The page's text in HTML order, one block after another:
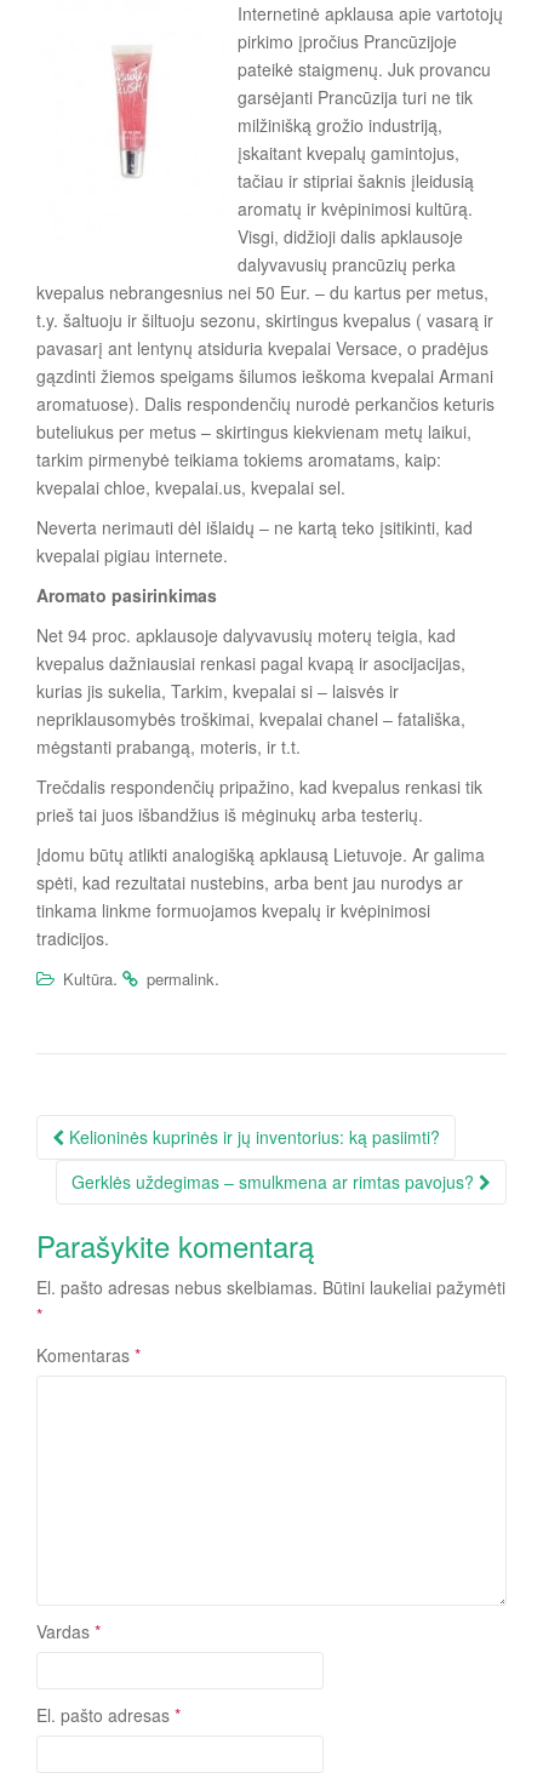
Internetinė apklausa apie vartotojų
pirkimo įpročius Prancūzijoje
pateikė staigmenų. Juk provancu
garsėjanti Prancūzija turi ne tik
milžinišką grožio industriją,
įskaitant kvepalų gamintojus,
tačiau ir stipriai šaknis įleidusią
aromatų ir kvėpinimosi kultūrą.
Visgi, didžioji dalis apklausoje
dalyvavusių prancūzių perka
kvepalus nebrangesnius nei 50 Eur. – du kartus per metus,
t.y. šaltuoju ir šiltuoju sezonu, skirtingus kvepalus ( vasarą ir
pavasarį ant lentynų atsiduria kvepalai Versace, o pradėjus
gązdinti žiemos speigams šilumos ieškoma kvepalai Armani
aromatuose). Dalis respondenčių nurodė perkančios keturis
buteliukus per metus – skirtingus kiekvienam metų laikui,
tarkim pirmenybė teikiama tokiems aromatams, kaip:
kvepalai chloe, kvepalai.us, kvepalai sel.
Neverta nerimauti dėl išlaidų – ne kartą teko įsitikinti, kad
kvepalai pigiau internete.
Aromato pasirinkimas
Net 94 proc. apklausoje dalyvavusių moterų teigia, kad
kvepalus dažniausiai renkasi pagal kvapą ir asocijacijas,
kurias jis sukelia, Tarkim, kvepalai si – laisvės ir
nepriklausomybės troškimai, kvepalai chanel – fatališka,
mėgstanti prabangą, moteris, ir t.t.
Trečdalis respondenčių pripažino, kad kvepalus renkasi tik
prieš tai juos išbandžius iš mėginukų arba testerių.
Įdomu būtų atlikti analogišką apklausą Lietuvoje. Ar galima
spėti, kad rezultatai nustebins, arba bent jau nurodys ar
tinkama linkme formuojamos kvepalų ir kvėpinimosi
tradicijos.
Kultūra. permalink.
Įrašo
navigacija
Kelioninės kuprinės ir jų inventorius: ką pasiimti?
Gerklės uždegimas – smulkmena ar rimtas pavojus?
Parašykite komentarą
El. pašto adresas nebus skelbiamas. Būtini laukeliai pažymėti
*
Komentaras *
Vardas *
El. pašto adresas *